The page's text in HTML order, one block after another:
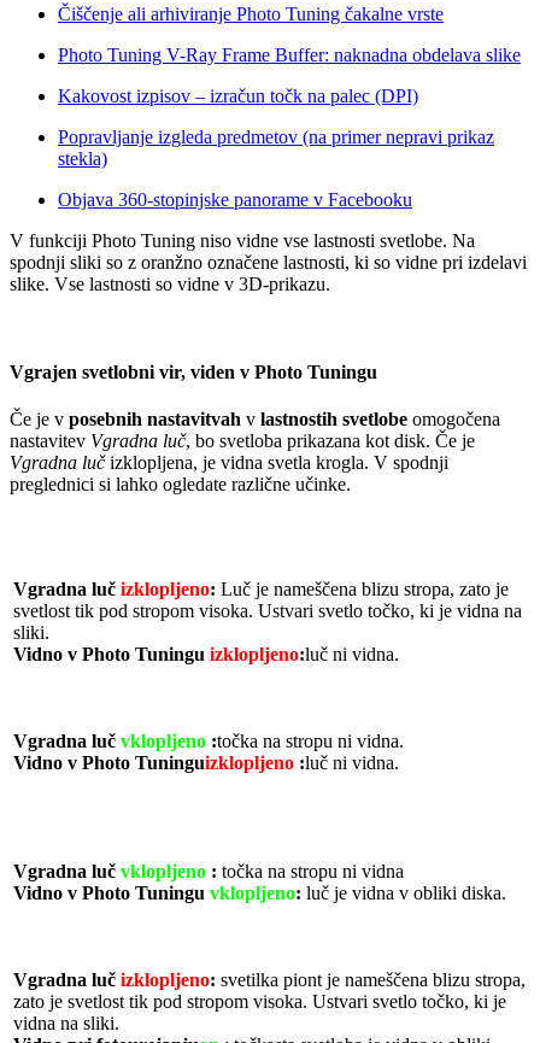
Čiščenje ali arhiviranje Photo Tuning čakalne vrste
Photo Tuning V-Ray Frame Buffer: naknadna obdelava slike
Kakovost izpisov – izračun točk na palec (DPI)
Popravljanje izgleda predmetov (na primer nepravi prikaz
stekla)
Objava 360-stopinjske panorame v Facebooku
V funkciji Photo Tuning niso vidne vse lastnosti svetlobe. Na
spodnji sliki so z oranžno označene lastnosti, ki so vidne pri izdelavi
slike. Vse lastnosti so vidne v 3D-prikazu.
Vgrajen svetlobni vir, viden v Photo Tuningu
Če je v posebnih nastavitvah v lastnostih svetlobe omogočena
nastavitev Vgradna luč, bo svetloba prikazana kot disk. Če je
Vgradna lučizklopljena, je vidna svetla krogla. V spodnji
preglednici si lahko ogledate različne učinke.
Vgradna luč izklopljeno: Luč je nameščena blizu stropa, zato je
svetlost tik pod stropom visoka. Ustvari svetlo točko, ki je vidna na
sliki.
Vidno v Photo Tuningu izklopljeno:luč ni vidna.
Vgradna luč vklopljeno :točka na stropu ni vidna.
Vidno v Photo Tuninguizklopljeno :luč ni vidna.
Vgradna luč vklopljeno : točka na stropu ni vidna
Vidno v Photo Tuningu vklopljeno: luč je vidna v obliki diska.
Vgradna luč izklopljeno: svetilka piont je nameščena blizu stropa,
zato je svetlost tik pod stropom visoka. Ustvari svetlo točko, ki je
vidna na sliki.